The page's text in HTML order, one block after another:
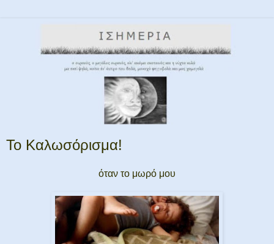
Το Καλωσόρισμα!
όταν το μωρό μου